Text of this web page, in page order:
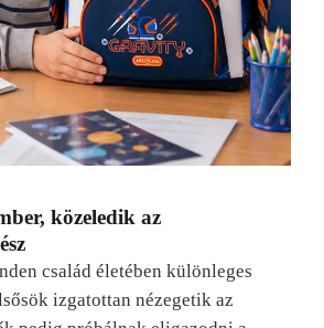
közeledik az
család életében különleges
izgatottan nézegetik az